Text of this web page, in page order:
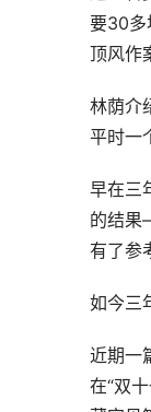
要30多
顶风作
林荫介
平时一
早在三
的结果
有了参
如今三
近期一
在“双